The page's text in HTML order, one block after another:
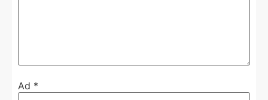
Ad *